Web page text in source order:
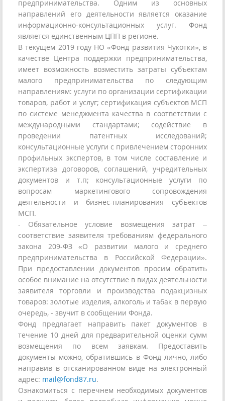
предпринимательства. Одним из основных
направлений его деятельности является оказание
информационно-консультационных услуг. Фонд
является единственным ЦПП в регионе.
В текущем 2019 году НО «Фонд развития Чукотки», в
качестве Центра поддержки предпринимательства,
имеет возможность возместить затраты субъектам
малого предпринимательства по следующим
направлениям: услуги по организации сертификации
товаров, работ и услуг; сертификация субъектов МСП
по системе менеджмента качества в соответствии с
международными стандартами; содействие в
проведении патентных исследований;
консультационные услуги с привлечением сторонних
профильных экспертов, в том числе составление и
экспертиза договоров, соглашений, учредительных
документов и т.п; консультационные услуги по
вопросам маркетингового сопровождения
деятельности и бизнес-планирования субъектов
МСП.
- Обязательное условие возмещения затрат –
соответствие заявителя требованиям федерального
закона 209-ФЗ «О развитии малого и среднего
предпринимательства в Российской Федерации».
При предоставлении документов просим обратить
особое внимание на отсутствие в видах деятельности
заявителя торговли и производства подакцизных
товаров: золотые изделия, алкоголь и табак в первую
очередь, - звучит в сообщении Фонда.
Фонд предлагает направить пакет документов в
течение 10 дней для предварительной оценки сумм
возмещения по всем заявкам. Предоставить
документы можно, обратившись в Фонд лично, либо
направив в отсканированном виде на электронный
адрес: mail@fond87.ru.
Ознакомиться с перечнем необходимых документов